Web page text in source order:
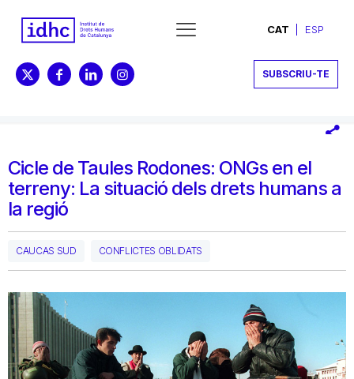
CAT ESP
SUBSCRIU-TE
Cicle de Taules Rodones: ONGs en el
terreny: La situació dels drets humans a
la regió
CAUCAS SUD CONFLICTES OBLIDATS